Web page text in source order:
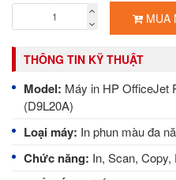
MUA
THÔNG TIN KỸ THUẬT
Model: Máy in HP OfficeJet
(D9L20A)
Loại máy: In phun màu đa
Chức năng: In, Scan, Copy,